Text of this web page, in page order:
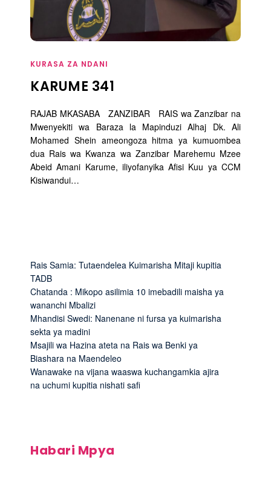
KURASA ZA NDANI
KARUME 341
RAJAB MKASABA ZANZIBAR RAIS wa Zanzibar na
Mwenyekiti wa Baraza la Mapinduzi Alhaj Dk. Ali
Mohamed Shein ameongoza hitma ya kumuombea
dua Rais wa Kwanza wa Zanzibar Marehemu Mzee
Abeid Amani Karume, iliyofanyika Afisi Kuu ya CCM
Kisiwandui…
Rais Samia: Tutaendelea Kuimarisha Mitaji kupitia
TADB
Chatanda : Mikopo asilimia 10 imebadili maisha ya
wananchi Mbalizi
Mhandisi Swedi: Nanenane ni fursa ya kuimarisha
sekta ya madini
Msajili wa Hazina ateta na Rais wa Benki ya
Biashara na Maendeleo
Wanawake na vijana waaswa kuchangamkia ajira
na uchumi kupitia nishati safi
Habari Mpya